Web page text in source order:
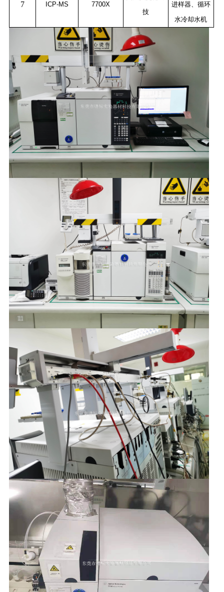
7 ICP-MS 7700X
技
进样器、循环
水冷却水机